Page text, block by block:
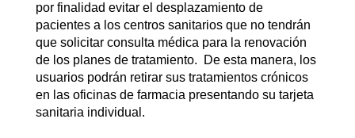
por finalidad evitar el desplazamiento de
pacientes a los centros sanitarios que no tendrán
que solicitar consulta médica para la renovación
de los planes de tratamiento. De esta manera, los
usuarios podrán retirar sus tratamientos crónicos
en las oficinas de farmacia presentando su tarjeta
sanitaria individual.